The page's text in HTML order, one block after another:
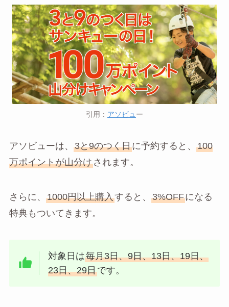
引用： アソビュー
アソビューは、 3と9のつく日に予約すると、 100
万ポイントが山分けされます。
さらに、 1000円以上購入すると、 3%OFFになる
特典もついてきます。
対象日は毎月3日、9日、13日、19日、
23日、29日です。